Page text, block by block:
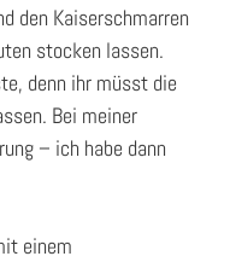
den Kaiserschmarren
stocken lassen.
denn ihr müsst die
Bei meiner
– ich habe dann
einem